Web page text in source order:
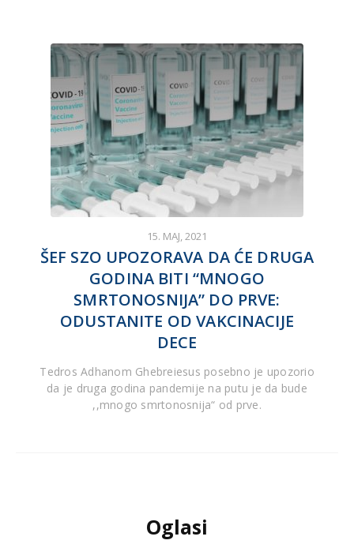
15. MAJ, 2021
ŠEF SZO UPOZORAVA DA ĆE DRUGA
GODINA BITI “MNOGO
SMRTONOSNIJA” DO PRVE:
ODUSTANITE OD VAKCINACIJE
DECE
Tedros Adhanom Ghebreiesus posebno je upozorio
da je druga godina pandemije na putu je da bude
,,mnogo smrtonosnija“ od prve.
Oglasi